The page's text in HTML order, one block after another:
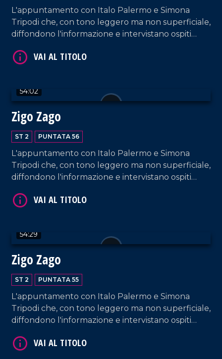
L'appuntamento con Italo Palermo e Simona
Tripodi che, con tono leggero ma non superficiale,
diffondono l'informazione e intervistano ospiti
Lamezia Terme.
54:02
Zigo Zago
ST 2 PUNTATA 56
L'appuntamento con Italo Palermo e Simona
Tripodi che, con tono leggero ma non superficiale,
diffondono l'informazione e intervistano ospiti
Lamezia Terme.
54:29
Zigo Zago
ST 2 PUNTATA 55
L'appuntamento con Italo Palermo e Simona
Tripodi che, con tono leggero ma non superficiale,
diffondono l'informazione e intervistano ospiti
Lamezia Terme.